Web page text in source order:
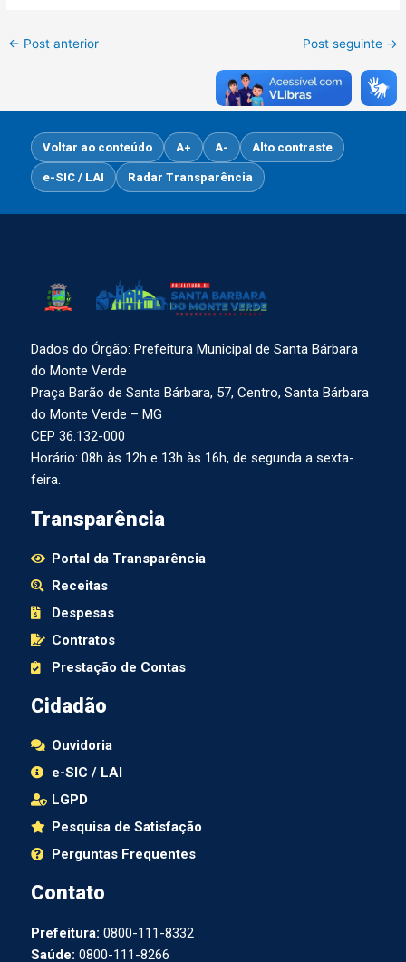
← Post anterior Post seguinte →
Voltar ao conteúdo A+ A- Alto contraste
e-SIC / LAI Radar Transparência
Dados do Órgão: Prefeitura Municipal de Santa Bárbara
do Monte Verde
Praça Barão de Santa Bárbara, 57, Centro, Santa Bárbara
do Monte Verde – MG
CEP 36.132-000
Horário: 08h às 12h e 13h às 16h, de segunda a sexta-
feira.
Transparência
Portal da Transparência
Receitas
Despesas
Contratos
Prestação de Contas
Cidadão
Ouvidoria
e-SIC / LAI
LGPD
Pesquisa de Satisfação
Perguntas Frequentes
Contato
Prefeitura: 0800-111-8332
Saúde: 0800-111-8266